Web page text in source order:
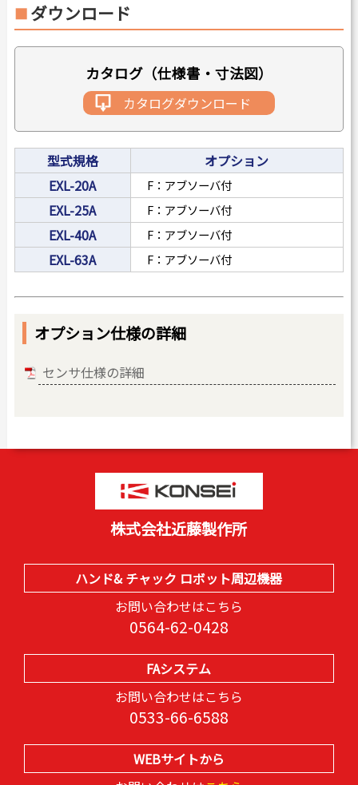
ダウンロード
カタログ（仕様書・寸法図）
カタログダウンロード
型式規格
オプション
EXL-20A
F：アブソーバ付
EXL-25A F：アブソーバ付
EXL-40A F：アブソーバ付
EXL-63A F：アブソーバ付
オプション仕様の詳細
センサ仕様の詳細
株式会社近藤製作所
ハンド& チャック ロボット周辺機器
お問い合わせはこちら
0564-62-0428
FAシステム
お問い合わせはこちら
0533-66-6588
WEBサイトから